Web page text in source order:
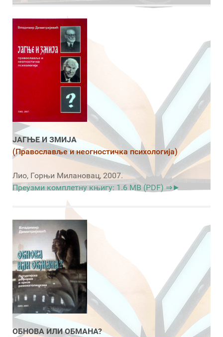
ЈАГЊЕ И ЗМИЈА
(Православље и неогностичка психологија)
Лио, Горњи Милановац, 2007.
Преузми комплетну књигу: 1.6 MB (PDF) ⇒►
ОБНОВА ИЛИ ОБМАНА?